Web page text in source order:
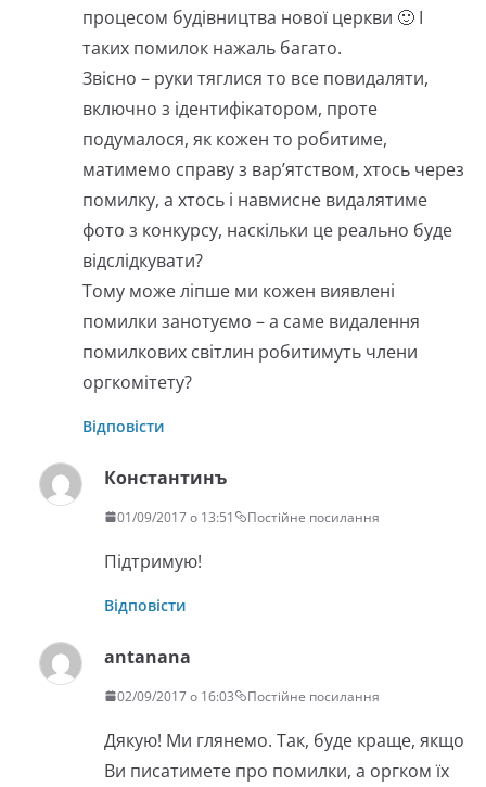
процесом будівництва нової церкви 🙂 І
таких помилок нажаль багато.
Звісно – руки тяглися то все повидаляти,
включно з ідентифікатором, проте
подумалося, як кожен то робитиме,
матимемо справу з вар’ятством, хтось через
помилку, а хтось і навмисне видалятиме
фото з конкурсу, наскільки це реально буде
відслідкувати?
Тому може ліпше ми кожен виявлені
помилки занотуємо – а саме видалення
помилкових світлин робитимуть члени
оргкомітету?
Відповісти
Константинъ
01/09/2017 о 13:51 Постійне посилання
Підтримую!
Відповісти
antanana
02/09/2017 о 16:03 Постійне посилання
Дякую! Ми глянемо. Так, буде краще, якщо
Ви писатимете про помилки, а оргком їх